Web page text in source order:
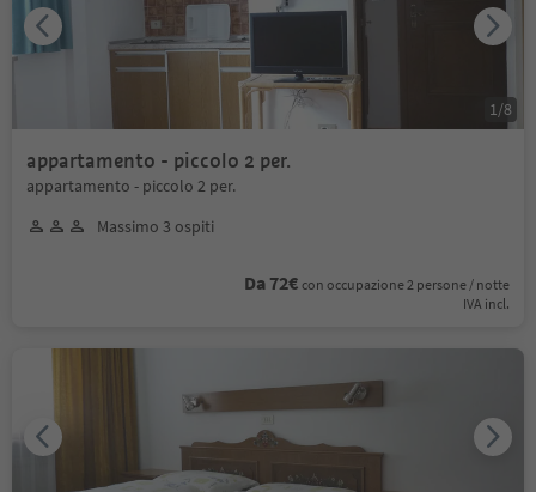
appartamento - piccolo 2 per.
appartamento - piccolo 2 per.
Massimo 3 ospiti
Da 72€ con occupazione 2 persone / notte
IVA incl.
1 /8